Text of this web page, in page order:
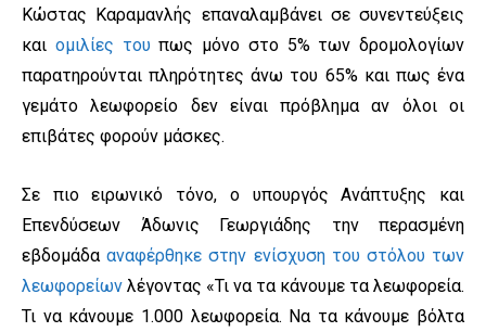
Κώστας Καραμανλής επαναλαμβάνει σε συνεντεύξεις
και ομιλίες του πως μόνο στο 5% των δρομολογίων
παρατηρούνται πληρότητες άνω του 65% και πως ένα
γεμάτο λεωφορείο δεν είναι πρόβλημα αν όλοι οι
επιβάτες φορούν μάσκες.
Σε πιο ειρωνικό τόνο, ο υπουργός Ανάπτυξης και
Επενδύσεων Άδωνις Γεωργιάδης την περασμένη
εβδομάδααναφέρθηκε στην ενίσχυση του στόλου των
λεωφορείων λέγοντας «Τι να τα κάνουμε τα λεωφορεία.
Τι να κάνουμε 1.000 λεωφορεία. Να τα κάνουμε βόλτα